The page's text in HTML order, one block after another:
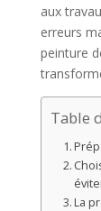
aux
erreurs
peinture
Table
La